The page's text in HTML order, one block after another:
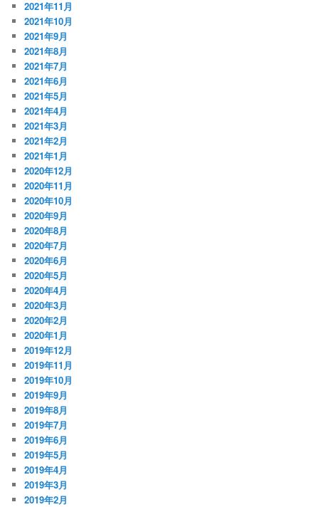
2021年11月
2021年10月
2021年9月
2021年8月
2021年7月
2021年6月
2021年5月
2021年4月
2021年3月
2021年2月
2021年1月
2020年12月
2020年11月
2020年10月
2020年9月
2020年8月
2020年7月
2020年6月
2020年5月
2020年4月
2020年3月
2020年2月
2020年1月
2019年12月
2019年11月
2019年10月
2019年9月
2019年8月
2019年7月
2019年6月
2019年5月
2019年4月
2019年3月
2019年2月